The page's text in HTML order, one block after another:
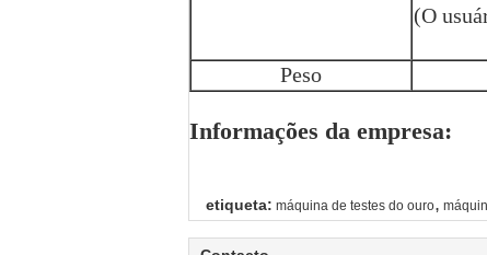
(O
Peso
Informações da empresa:
máquina de testes do ouro,